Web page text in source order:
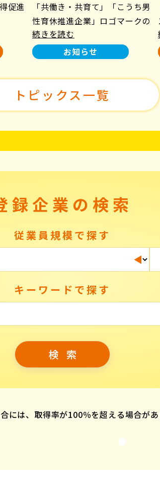
促進
「共働き・共育て」「こうち男
性育休推進企業」ロゴマークの
使用について
続きを読む
お知らせ
トピックス一覧
録企業の検索
従業員規模で探す
キーワードで探す
は、取得率が100％を超える場合があ